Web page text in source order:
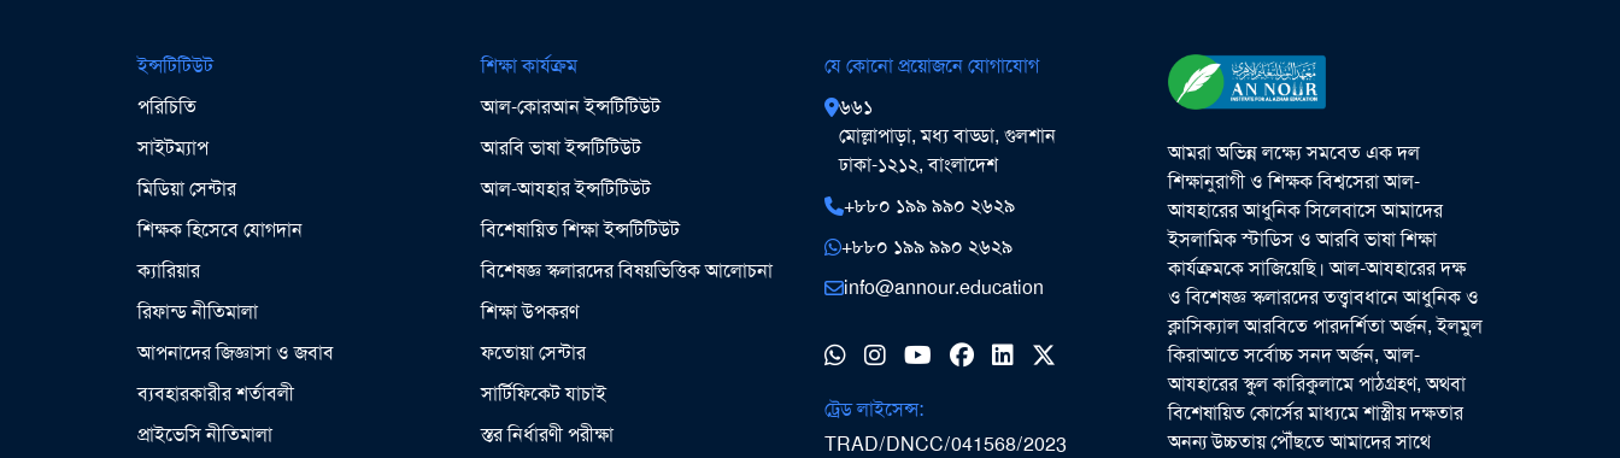
ইন্সটিটিউট
পরিচিতি
সাইটম্যাপ
মিডিয়া সেন্টার
শিক্ষক হিসেবে যোগদান
ক্যারিয়ার
রিফান্ড নীতিমালা
আপনাদের জিজ্ঞাসা ও জবাব
ব্যবহারকারীর শর্তাবলী
প্রাইভেসি নীতিমালা
শিক্ষা কার্যক্রম
আল-কোরআন ইন্সটিটিউট
আরবি ভাষা ইন্সটিটিউট
আল-আযহার ইন্সটিটিউট
বিশেষায়িত শিক্ষা ইন্সটিটিউট
বিশেষজ্ঞ স্কলারদের বিষয়ভিত্তিক আলোচনা
শিক্ষা উপকরণ
ফতোয়া সেন্টার
সার্টিফিকেট যাচাই
স্তর নির্ধারণী পরীক্ষা
যে কোনো প্রয়োজনে যোগাযোগ
৬৬১
মোল্লাপাড়া, মধ্য বাড্ডা, গুলশান
ঢাকা-১২১২, বাংলাদেশ
+৮৮০ ১৯৯ ৯৯০ ২৬২৯
+৮৮০ ১৯৯ ৯৯০ ২৬২৯
info@annour.education
ট্রেড লাইসেন্স:
TRAD/DNCC/041568/2023
আমরা অভিন্ন লক্ষ্যে সমবেত এক দল
শিক্ষানুরাগী ও শিক্ষক বিশ্বসেরা আল-
আযহারের আধুনিক সিলেবাসে আমাদের
ইসলামিক স্টাডিস ও আরবি ভাষা শিক্ষা
কার্যক্রমকে সাজিয়েছি। আল-আযহারের দক্ষ
ও বিশেষজ্ঞ স্কলারদের তত্ত্বাবধানে আধুনিক ও
ক্লাসিক্যাল আরবিতে পারদর্শিতা অর্জন, ইলমুল
কিরাআতে সর্বোচ্চ সনদ অর্জন, আল-
আযহারের স্কুল কারিকুলামে পাঠগ্রহণ, অথবা
বিশেষায়িত কোর্সের মাধ্যমে শাস্ত্রীয় দক্ষতার
অনন্য উচ্চতায় পৌঁছতে আমাদের সাথে